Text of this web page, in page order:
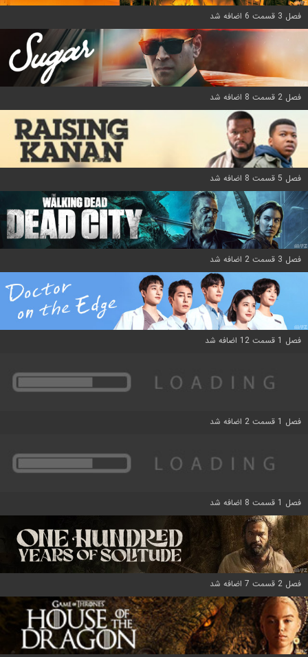
فصل 3 قسمت 6 اضافه شد
فصل 2 قسمت 8 اضافه شد
فصل 5 قسمت 8 اضافه شد
فصل 3 قسمت 2 اضافه شد
فصل 1 قسمت 12 اضافه شد
فصل 1 قسمت 2 اضافه شد
فصل 1 قسمت 8 اضافه شد
فصل 2 قسمت 7 اضافه شد